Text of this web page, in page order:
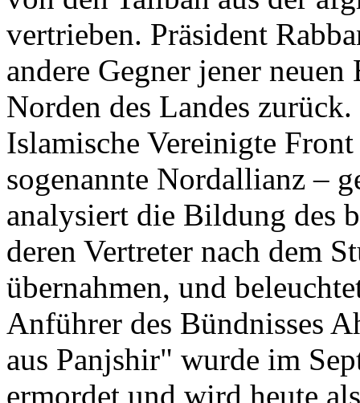
vertrieben. Präsident
andere Gegner jener
Norden des Landes
Islamische Vereinigte
sogenannte Nordallianz –
analysiert die Bildung des
deren Vertreter nach dem
übernahmen, und
Anführer des Bündnisses
aus Panjshir" wurde im
ermordet und wird heute